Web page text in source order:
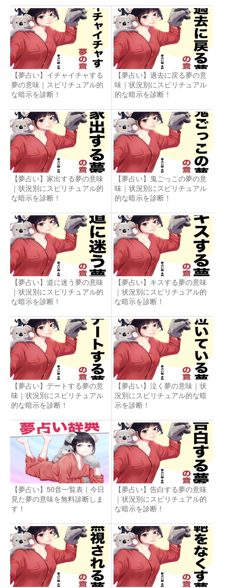
【夢占い】イチャイチャする
夢の意味｜スピリチュアル的
な暗示を診断！
【夢占い】過去に戻る夢の意
味｜状況別にスピリチュアル
的な暗示を診断！
【夢占い】家出する夢の意味
｜状況別にスピリチュアル的
な暗示を診断！
【夢占い】鬼ごっこの夢の意
味｜状況別にスピリチュアル
的な暗示を診断！
【夢占い】道に迷う夢の意味
｜状況別にスピリチュアル的
な暗示を診断！
【夢占い】キスする夢の意味
｜状況別にスピリチュアル的
な暗示を診断！
【夢占い】デートする夢の意
味｜状況別にスピリチュアル
的な暗示を診断！
【夢占い】泣く夢の意味｜状
況別にスピリチュアル的な暗
示を診断！
【夢占い】50音一覧表｜今日
見た夢の意味を無料診断しま
す！
【夢占い】告白する夢の意味
｜状況別にスピリチュアル的
な暗示を診断！